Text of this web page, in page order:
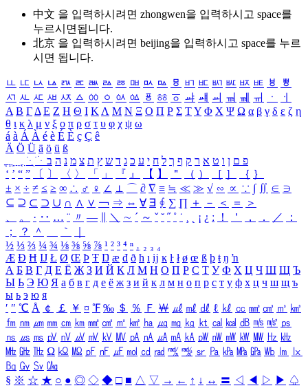
中文 을 입력하시려면 zhongwen을 입력하시고 space를
누르시면됩니다.
北京 을 입력하시려면 beijing을 입력하시고 space를 누르
시면 됩니다.
ㅥ ㅦ ㅧ ㅨ ㅩ ㅪ ㅫ ㅬ ㅭ ㅮ ㅯ ㅰ ㅱ ㅲ ㅳ ㅴ ㅵ ㅶ ㅷ ㅸ
ㅹ
ㅺ ㅻ ㅼ ㅽ ㅾ ㅿ ㆀ ㆁ ㆂ ㆃ ㆄ ㆅ ㆆ ㆇ ㆈ ㆉ ㆊ ㆋ ㆌ ㆍ
ㆎ
Α Β ΓΔ Ε Ζ Η Θ Ι ΚΛ Μ Ν Ξ Ο Π Ρ Σ ΤΥ Φ Χ Ψ Ω α β γ δ ε ζ η
θ ι κ λ μ ν ξ ο π ρ σ τ υ φ χ ψ ω
á à Á À é è É È ç Ç ê
Ä Ö Ü ä ö ü ß
ִֶֹ ֻּ ׁׂ פ ם ן ו ט א ר ק ף ך ל ח י ע כ ג ד ש ץ ת צ מ נ ה ב
‘ ’ “ ” 〔 〕 〈 〉 「 」 『 』 【 】 ＂ （ ） ［ ］ ｛ ｝
± × ÷ ≠ ≤ ≥ ∞ ∴ ♂ ♀ ∠ ⊥ ⌒ ∂ ∇ ≡ ≒ ≪ ≫ √ ∽ ∝ ∵ ∫ ∬ ∈ ∋
⊆ ⊇ ⊂ ⊃ ∪ ∩ ∧ ∨ ￢ ⇒ ⇔ ∀ ∃ ∮ ∑ ∏ ＋ － ＜ ＝
＞
、
。 · ‥ … ¨ 〃 ― ＼ ∼ ´ ～ ˇ ˘ ˝ ˚ ˙ ¸ ¡ ¿ ː ！ ＇ ， ． ／
：
；
？ ＾ ｀
½ ⅓ ⅔ ¼ ¾ ⅛ ⅜ ⅝ ⅞ ¹ ² ³ ⁴ ⁿ ₁ ₂ ₃ ₄
Æ Ð Ħ Ĳ Ł Ø Œ Þ Ŧ Ŋ æ đ ð ħ ı ĳ ĸ ŀ ł ø œ ß þ ŧ ŋ ŉ
А Б В Г Д Е Ё Ж З И Й К Л М Н О П Р С Т У Ф Х Ц Ч Ш Щ Ъ
Ы Ь Э Ю Я а б в г д е ё ж з и й к л м н о п р с т у ф х ц ч ш щ ъ
ы ь э ю я
′ ″ ℃ Å ￠ ￡ ￥ ¤ ℉ ‰ ＄ ％ Ｆ ￦ ㎕ ㎖ ㎗ ℓ ㎘ ㏄ ㎣ ㎤ ㎥ ㎦
㎙ ㎚ ㎛ ㎜ ㎝ ㎞ ㎟ ㎠ ㎡ ㎢ ㏊ ㎍ ㎎ ㎏ ㏏ ㎈ ㎉ ㏈ ㎧ ㎨ ㎰
㎱ ㎲ ㎳ ㎴ ㎵ ㎶ ㎷ ㎸ ㎹ ㎀ ㎁ ㎂ ㎃ ㎄ ㎺ ㎻ ㎽ ㎾ ㎿ ㎐ ㎑
㎒ ㎓ ㎔ Ω ㏀ ㏁ ㎊ ㎋ ㎌ ㏖ ㏅ ㎭ ㎮ ㎯ ㏛ ㎩ ㎪ ㎫ ㎬ ㏝ ㏐
㏓
㏃ ㏉ ㏜ ㏆
§ ※ ☆ ★ ○ ● ◎ ◇ ◆ □ ■ △ ▽ → ← ↑ ↓ ↔ 〓 ◁ ◀ ▷ ▶ ♤